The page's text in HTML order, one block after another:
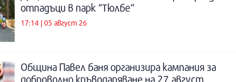
отпадъци в парк “Тюлбе“
17:14 | 05 август 26
Община Павел баня организира кампания за
доброволно кръводаряване на 27 август